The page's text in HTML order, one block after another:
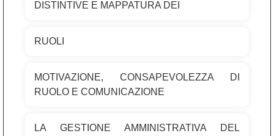
DISTINTIVE E MAPPATURA DEI
RUOLI
MOTIVAZIONE, CONSAPEVOLEZZA DI
RUOLO E COMUNICAZIONE
LA GESTIONE AMMINISTRATIVA DEL